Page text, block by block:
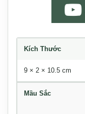
Kích Thước
9 × 2 × 10.5 cm
Mầu Sắc